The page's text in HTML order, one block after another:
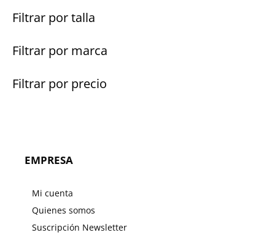
Filtrar por talla
Filtrar por marca
Filtrar por precio
EMPRESA
Mi cuenta
Quienes somos
Suscripción Newsletter